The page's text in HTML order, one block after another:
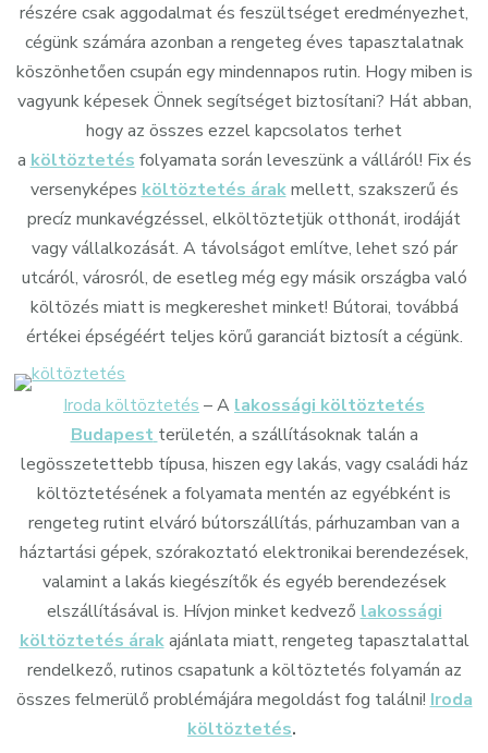
részére csak aggodalmat és feszültséget eredményezhet,
cégünk számára azonban a rengeteg éves tapasztalatnak
köszönhetően csupán egy mindennapos rutin. Hogy miben is
vagyunk képesek Önnek segítséget biztosítani? Hát abban,
hogy az összes ezzel kapcsolatos terhet
a költöztetés folyamata során leveszünk a válláról! Fix és
versenyképes költöztetés árakmellett, szakszerű és
precíz munkavégzéssel, elköltöztetjük otthonát, irodáját
vagy vállalkozását. A távolságot említve, lehet szó pár
utcáról, városról, de esetleg még egy másik országba való
költözés miatt is megkereshet minket! Bútorai, továbbá
értékei épségéért teljes körű garanciát biztosít a cégünk.
Iroda költöztetés – A lakossági költöztetés
Budapest területén, a szállításoknak talán a
legösszetettebb típusa, hiszen egy lakás, vagy családi ház
költöztetésének a folyamata mentén az egyébként is
rengeteg rutint elváró bútorszállítás, párhuzamban van a
háztartási gépek, szórakoztató elektronikai berendezések,
valamint a lakás kiegészítők és egyéb berendezések
elszállításával is. Hívjon minket kedvező lakossági
költöztetés árakajánlata miatt, rengeteg tapasztalattal
rendelkező, rutinos csapatunk a költöztetés folyamán az
összes felmerülő problémájára megoldást fog találni! Iroda
költöztetés.